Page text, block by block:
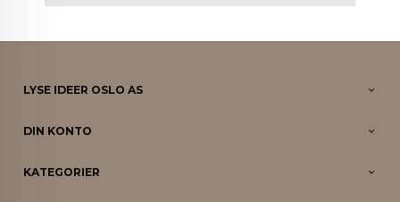
LYSE IDEER OSLO AS
DIN KONTO
KATEGORIER